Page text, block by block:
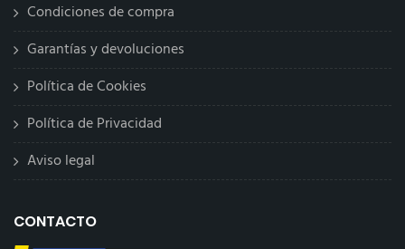
Condiciones de compra
Garantías y devoluciones
Política de Cookies
Política de Privacidad
Aviso legal
CONTACTO